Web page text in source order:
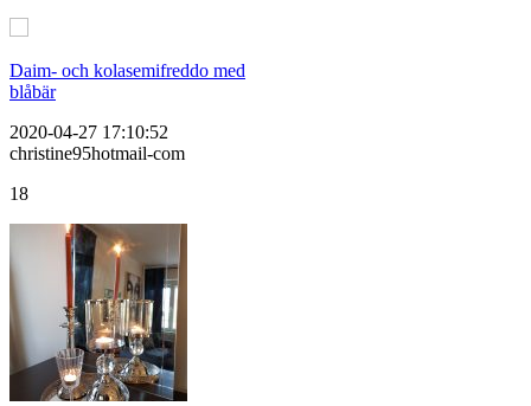
Daim- och kolasemifreddo med
blåbär
2020-04-27 17:10:52
christine95hotmail-com
18